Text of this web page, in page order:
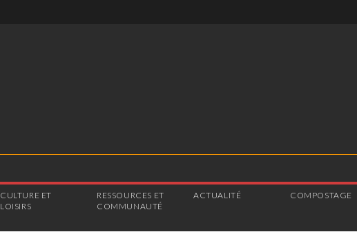
CULTURE ET
LOISIRS
RESSOURCES ET
COMMUNAUTÉ
ACTUALITÉ COMPOSTAGE